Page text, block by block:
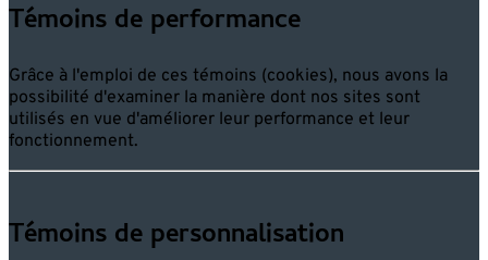
Témoins de performance
Grâce à l'emploi de ces témoins (cookies), nous avons la
possibilité d'examiner la manière dont nos sites sont
utilisés en vue d'améliorer leur performance et leur
fonctionnement.
Témoins de personnalisation